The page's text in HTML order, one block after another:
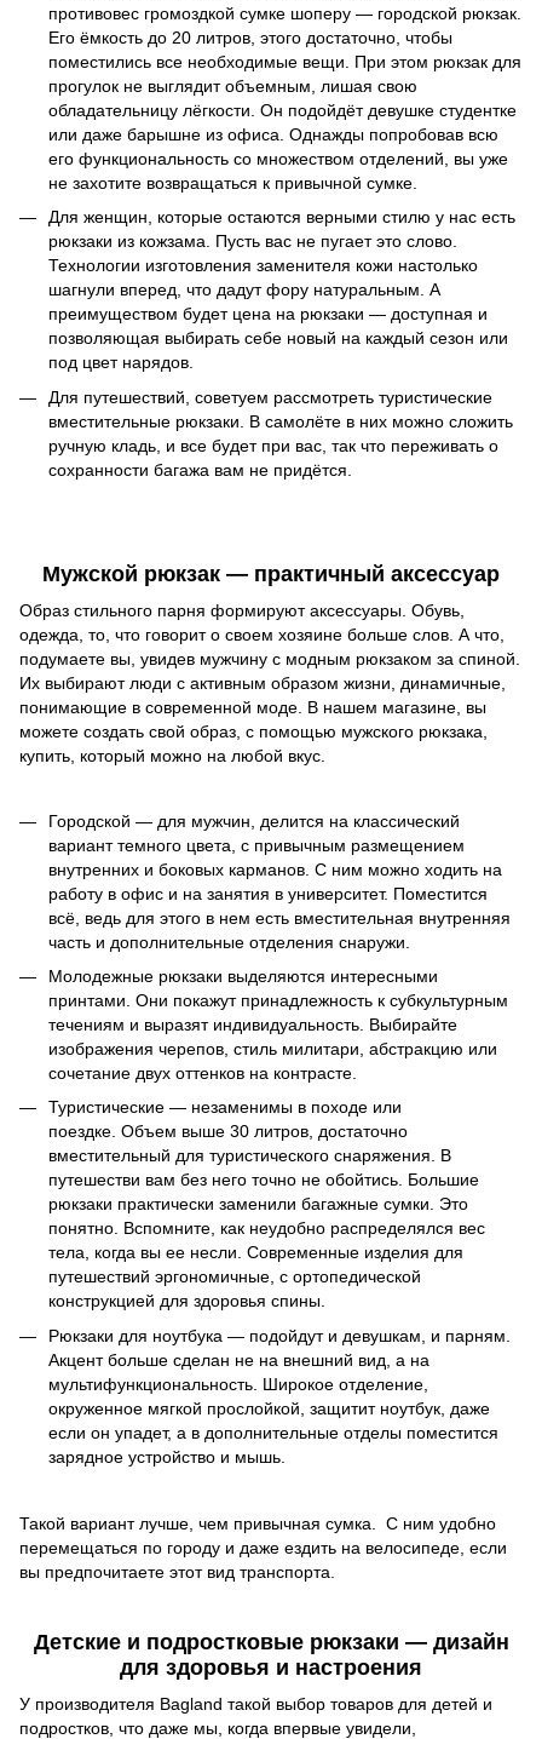
противовес громоздкой сумке шоперу — городской рюкзак.
Его ёмкость до 20 литров, этого достаточно, чтобы
поместились все необходимые вещи. При этом рюкзак для
прогулок не выглядит объемным, лишая свою
обладательницу лёгкости. Он подойдёт девушке студентке
или даже барышне из офиса. Однажды попробовав всю
его функциональность со множеством отделений, вы уже
не захотите возвращаться к привычной сумке.
Для женщин, которые остаются верными стилю у нас есть
рюкзаки из кожзама. Пусть вас не пугает это слово.
Технологии изготовления заменителя кожи настолько
шагнули вперед, что дадут фору натуральным. А
преимуществом будет цена на рюкзаки — доступная и
позволяющая выбирать себе новый на каждый сезон или
под цвет нарядов.
Для путешествий, советуем рассмотреть туристические
вместительные рюкзаки. В самолёте в них можно сложить
ручную кладь, и все будет при вас, так что переживать о
сохранности багажа вам не придётся.
Мужской рюкзак — практичный аксессуар
Образ стильного парня формируют аксессуары. Обувь,
одежда, то, что говорит о своем хозяине больше слов. А что,
подумаете вы, увидев мужчину с модным рюкзаком за спиной.
Их выбирают люди с активным образом жизни, динамичные,
понимающие в современной моде. В нашем магазине, вы
можете создать свой образ, с помощью мужского рюкзака,
купить, который можно на любой вкус.
Городской — для мужчин, делится на классический
вариант темного цвета, с привычным размещением
внутренних и боковых карманов. С ним можно ходить на
работу в офис и на занятия в университет. Поместится
всё, ведь для этого в нем есть вместительная внутренняя
часть и дополнительные отделения снаружи.
Молодежные рюкзаки выделяются интересными
принтами. Они покажут принадлежность к субкультурным
течениям и выразят индивидуальность. Выбирайте
изображения черепов, стиль милитари, абстракцию или
сочетание двух оттенков на контрасте.
Туристические — незаменимы в походе или
поездке. Объем выше 30 литров, достаточно
вместительный для туристического снаряжения. В
путешестви вам без него точно не обойтись. Большие
рюкзаки практически заменили багажные сумки. Это
понятно. Вспомните, как неудобно распределялся вес
тела, когда вы ее несли. Современные изделия для
путешествий эргономичные, с ортопедической
конструкцией для здоровья спины.
Рюкзаки для ноутбука — подойдут и девушкам, и парням.
Акцент больше сделан не на внешний вид, а на
мультифункциональность. Широкое отделение,
окруженное мягкой прослойкой, защитит ноутбук, даже
если он упадет, а в дополнительные отделы поместится
зарядное устройство и мышь.
Такой вариант лучше, чем привычная сумка. С ним удобно
перемещаться по городу и даже ездить на велосипеде, если
вы предпочитаете этот вид транспорта.
Детские и подростковые рюкзаки — дизайн
для здоровья и настроения
У производителя Bagland такой выбор товаров для детей и
подростков, что даже мы, когда впервые увидели,